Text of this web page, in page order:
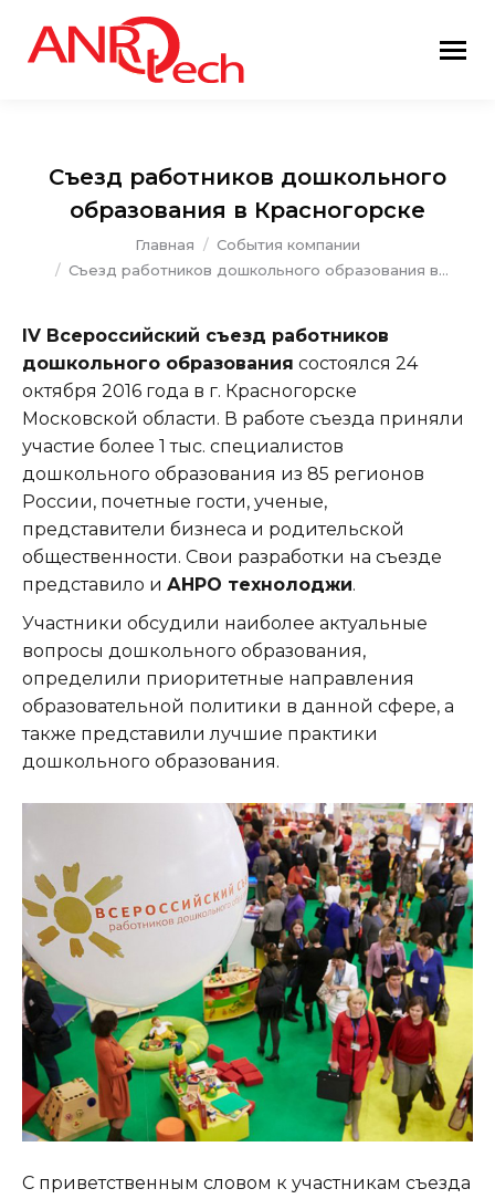
Съезд работников дошкольного
образования в Красногорске
Главная
События компании
Съезд работников дошкольного образования в…
IV Всероссийский съезд работников
дошкольного образования состоялся 24
октября 2016 года в г. Красногорске
Московской области. В работе съезда приняли
участие более 1 тыс. специалистов
дошкольного образования из 85 регионов
России, почетные гости, ученые,
представители бизнеса и родительской
общественности. Свои разработки на съезде
представило и АНРО технолоджи.
Участники обсудили наиболее актуальные
вопросы дошкольного образования,
определили приоритетные направления
образовательной политики в данной сфере, а
также представили лучшие практики
дошкольного образования.
С приветственным словом к участникам съезда